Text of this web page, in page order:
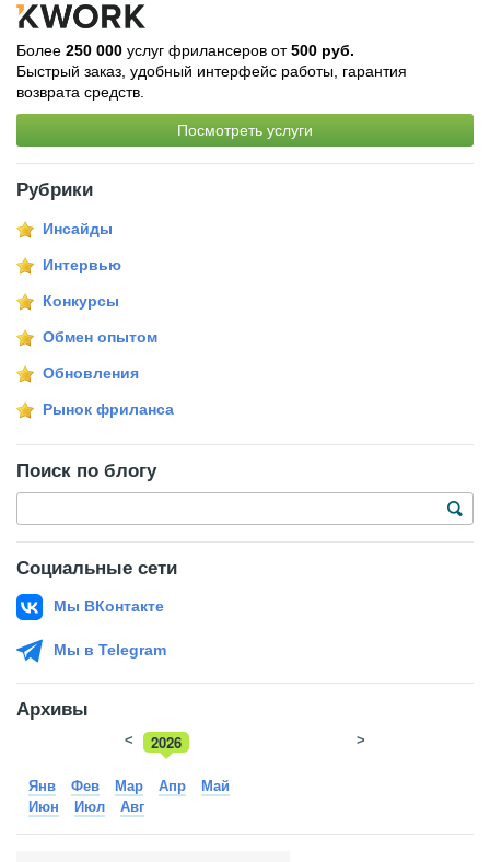
Более 250 000 услуг фрилансеров от500 руб.
Быстрый заказ, удобный интерфейс работы, гарантия
возврата средств.
Посмотреть услуги
Рубрики
Инсайды
Интервью
Конкурсы
Обмен опытом
Обновления
Рынок фриланса
Поиск по блогу
Социальные сети
Мы ВКонтакте
Мы в Telegram
Архивы
2026
2025
< >
Янв Фев Мар Апр
Май
Июн
Июл Авг